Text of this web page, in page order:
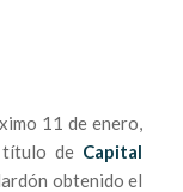
11 de enero,
título de Capital
obtenido el